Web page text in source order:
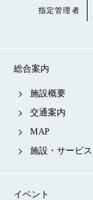
指定管理者
総合案内
施設概要
交通案内
MAP
施設・サービス
イベント